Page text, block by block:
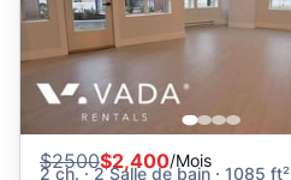
$2500$2,400/Mois
2 ch. · 2 Salle de bain · 1085 ft²